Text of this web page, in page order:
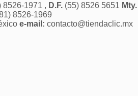
8526-1971 , D.F. (55) 8526 5651 Mty.
8526-1969
e-mail: contacto@tiendaclic.mx